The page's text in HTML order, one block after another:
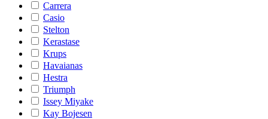
Carrera
Casio
Stelton
Kerastase
Krups
Havaianas
Hestra
Triumph
Issey Miyake
Kay Bojesen